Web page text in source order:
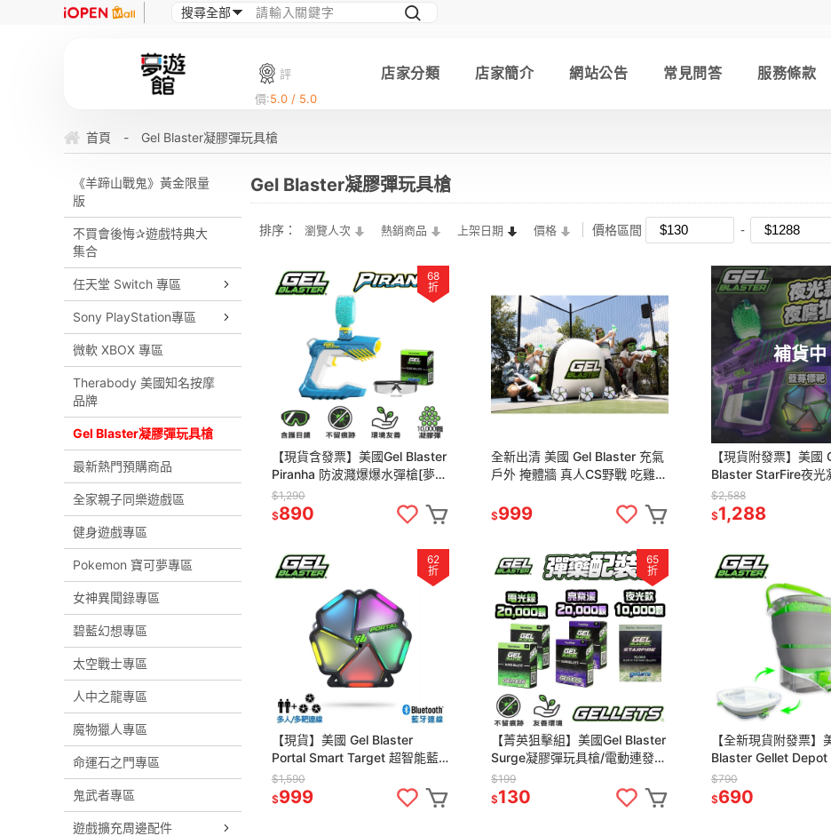
評
價:5.0 / 5.0
店家分類 店家簡介 網站公告 常見問答 服務條款
首頁 - Gel Blaster凝膠彈玩具槍
《羊蹄山戰鬼》黃金限量
版
不買會後悔✰遊戲特典大
集合
任天堂 Switch 專區
Sony PlayStation專區
微軟 XBOX 專區
Therabody 美國知名按摩
品牌
Gel Blaster凝膠彈玩具槍
最新熱門預購商品
全家親子同樂遊戲區
健身遊戲專區
Pokemon 寶可夢專區
女神異聞錄專區
碧藍幻想專區
太空戰士專區
人中之龍專區
魔物獵人專區
命運石之門專區
鬼武者專區
遊戲擴充周邊配件
Gel Blaster凝膠彈玩具槍
排序： 瀏覽人次 熱銷商品 上架日期 價格 價格區間
68
折
【現貨含發票】美國Gel Blaster
Piranha 防波濺爆爆水彈槍[夢遊
館]玩具 水晶彈 射擊遊戲 野營
CS
$1,290
$890
全新出清 美國 Gel Blaster 充氣
戶外 掩體牆 真人CS野戰 吃雞
模
$999
補貨中
【現貨附發票】美國
Blaster StarFire夜光
槍 電動連發水彈 夜光
交換禮物
$2,588
$1,288
62
折
【現貨】美國 Gel Blaster
Portal Smart Target 超智能藍
芽標靶 聖誕節 交換禮物
$1,590
$999
65
折
【菁英狙擊組】美國Gel Blaster
Surge凝膠彈玩具槍/電動連發水
彈槍 智能藍芽標靶 凝膠彈 聖誕
節 交換禮物
$199
$130
【全新現貨附發票】
Blaster Gellet Depot
膠彈補充桶_水彈玩具
彈槍
$790
$690